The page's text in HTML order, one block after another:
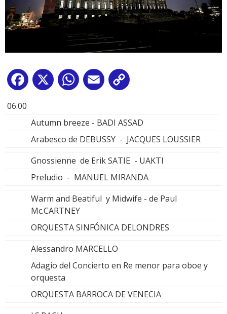
Facebook
X WhatsApp
Email
06.00
Autumn breeze - BADI ASSAD
Arabesco de DEBUSSY - JACQUES LOUSSIER
Gnossienne de Erik SATIE - UAKTI
Preludio - MANUEL MIRANDA
Warm and Beatiful y Midwife - de Paul
Mc.CARTNEY
ORQUESTA SINFÓNICA DELONDRES
Alessandro MARCELLO
Adagio del Concierto en Re menor para oboe y
orquesta
ORQUESTA BARROCA DE VENECIA